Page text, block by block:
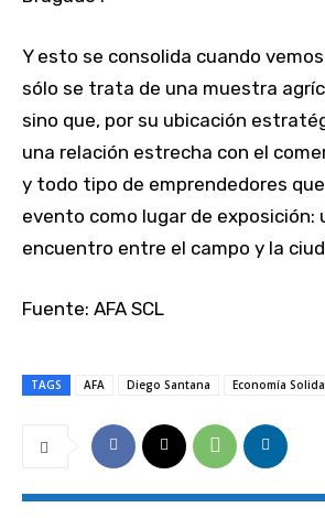
Y esto se consolida cuando
sólo se trata de una muestra
sino que, por su ubicación
una relación estrecha con el
y todo tipo de emprendedores
evento como lugar de exposición:
encuentro entre el campo y la
Fuente: AFA SCL
TAGS AFA Diego Santana Economía